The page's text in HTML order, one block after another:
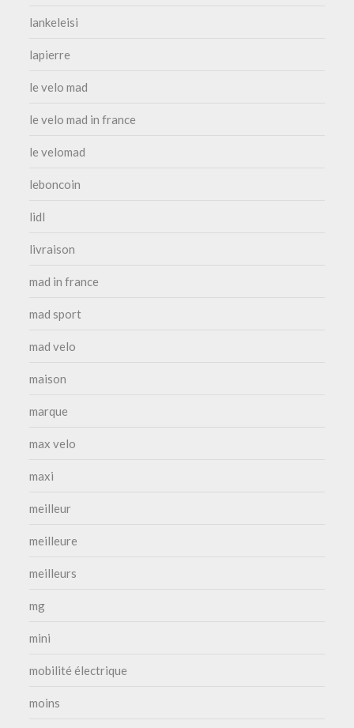
lankeleisi
lapierre
le velo mad
le velo mad in france
le velomad
leboncoin
lidl
livraison
mad in france
mad sport
mad velo
maison
marque
max velo
maxi
meilleur
meilleure
meilleurs
mg
mini
mobilité électrique
moins